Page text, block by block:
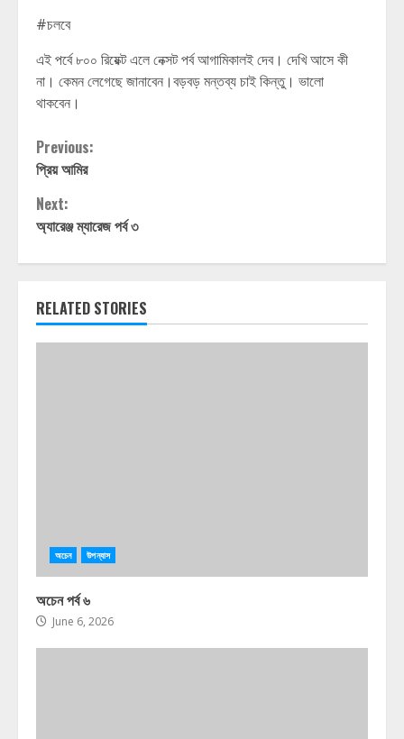
#চলবে
এই পর্বে ৮০০ রিয়েক্ট এলে নেক্সট পর্ব আগামিকালই দেব। দেখি আসে কী
না। কেমন লেগেছে জানাবেন।বড়বড় মন্তব্য চাই কিন্তু। ভালো
থাকবেন।
Continue
Reading
Previous:
প্রিয় আমির
Next:
অ্যারেঞ্জ ম্যারেজ পর্ব ৩
RELATED STORIES
অচেন উপন্যাস
অচেন পর্ব ৬
June 6, 2026